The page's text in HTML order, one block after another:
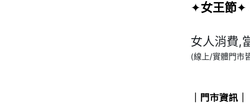
✦女王節✦
女人消費,
(線上/實體門市
｜門市資訊｜